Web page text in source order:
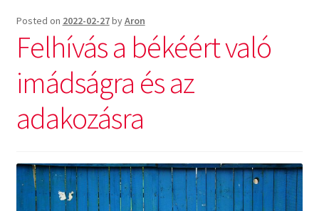
Posted on 2022-02-27byAron
Felhívás a békéért való
imádságra és az
adakozásra